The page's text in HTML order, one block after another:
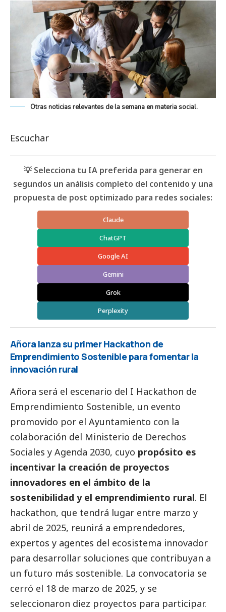
Otras noticias relevantes de la semana en materia social.
Escuchar
💡 Selecciona tu IA preferida para generar en
segundos un análisis completo del contenido y una
propuesta de post optimizado para redes sociales:
Claude
ChatGPT
Google AI
Gemini
Grok
Perplexity
Añora lanza su primer Hackathon de
Emprendimiento Sostenible para fomentar la
innovación rural
Añora será el escenario del I Hackathon de
Emprendimiento Sostenible, un evento
promovido por el Ayuntamiento con la
colaboración del Ministerio de Derechos
Sociales y Agenda 2030, cuyo propósito es
incentivar la creación de proyectos
innovadores en el ámbito de la
sostenibilidad y el emprendimiento rural. El
hackathon, que tendrá lugar entre marzo y
abril de 2025, reunirá a emprendedores,
expertos y agentes del ecosistema innovador
para desarrollar soluciones que contribuyan a
un futuro más sostenible. La convocatoria se
cerró el 18 de marzo de 2025, y se
seleccionaron diez proyectos para participar.